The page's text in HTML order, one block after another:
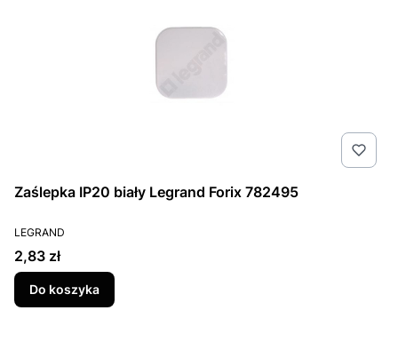
Zaślepka IP20 biały Legrand Forix 782495
PRODUCENT
LEGRAND
Cena
2,83 zł
Do koszyka